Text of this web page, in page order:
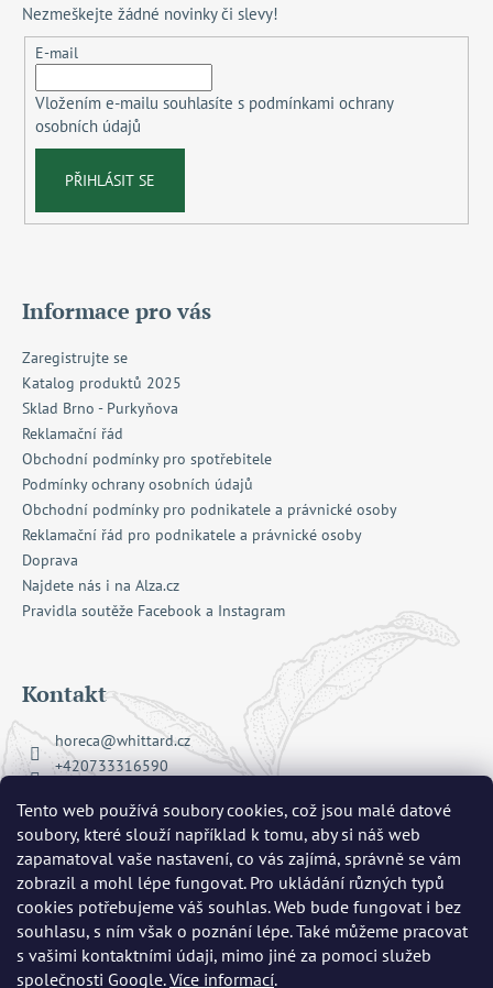
Tento web používá soubory cookies, což jsou malé datové
soubory, které slouží například k tomu, aby si náš web
zapamatoval vaše nastavení, co vás zajímá, správně se vám
zobrazil a mohl lépe fungovat. Pro ukládání různých typů
cookies potřebujeme váš souhlas. Web bude fungovat i bez
souhlasu, s ním však o poznání lépe. Také můžeme pracovat
s vašimi kontaktními údaji, mimo jiné za pomoci služeb
společnosti Google.Více informací.
Nezmeškejte žádné novinky či slevy!
E-mail
Vložením e-mailu souhlasíte s podmínkami ochrany
osobních údajů
PŘIHLÁSIT SE
Informace pro vás
Zaregistrujte se
Katalog produktů 2025
Sklad Brno - Purkyňova
Reklamační řád
Obchodní podmínky pro spotřebitele
Podmínky ochrany osobních údajů
Obchodní podmínky pro podnikatele a právnické osoby
Reklamační řád pro podnikatele a právnické osoby
Doprava
Najdete nás i na Alza.cz
Pravidla soutěže Facebook a Instagram
Kontakt
horeca@whittard.cz
+420733316590
whittard_cz
Přijímáme online platby